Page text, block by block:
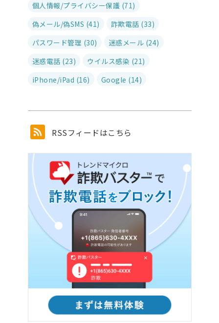
個人情報/プライバシー保護 (71)
偽メール/偽SMS (41)
詐欺電話 (33)
パスワード管理 (30)
迷惑メール (24)
迷惑電話 (23)
ウイルス感染 (21)
iPhone/iPad (16)
Google (14)
RSSフィードはこちら